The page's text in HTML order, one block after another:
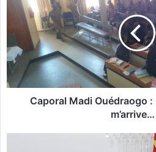
p
r
a
l
M
a
Caporal Madi Ouédraogo